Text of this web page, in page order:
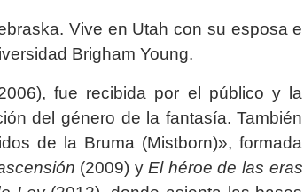
Vive en Utah con su esposa e
Brigham Young.
fue recibida por el público y la
del género de la fantasía. También
de la Bruma (Mistborn)», formada
(2009) yEl héroe de las eras